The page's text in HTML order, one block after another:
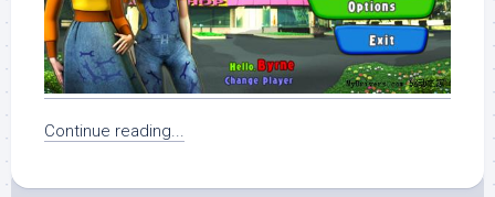
Continue reading...